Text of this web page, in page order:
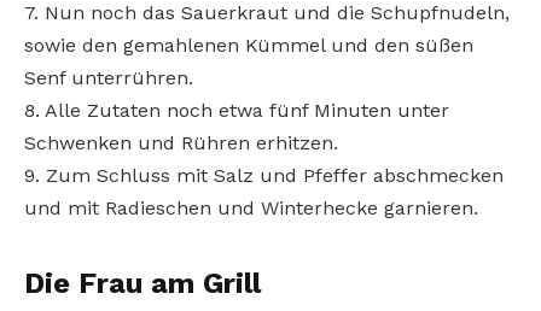
7. Nun noch das Sauerkraut und die Schupfnudeln,
sowie den gemahlenen Kümmel und den süßen
Senf unterrühren.
8. Alle Zutaten noch etwa fünf Minuten unter
Schwenken und Rühren erhitzen.
9. Zum Schluss mit Salz und Pfeffer abschmecken
und mit Radieschen und Winterhecke garnieren.
Die Frau am Grill